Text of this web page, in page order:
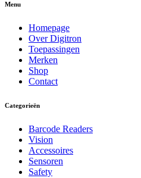
Menu
Homepage
Over Digitron
Toepassingen
Merken
Shop
Contact
Categorieën
Barcode Readers
Vision
Accessoires
Sensoren
Safety